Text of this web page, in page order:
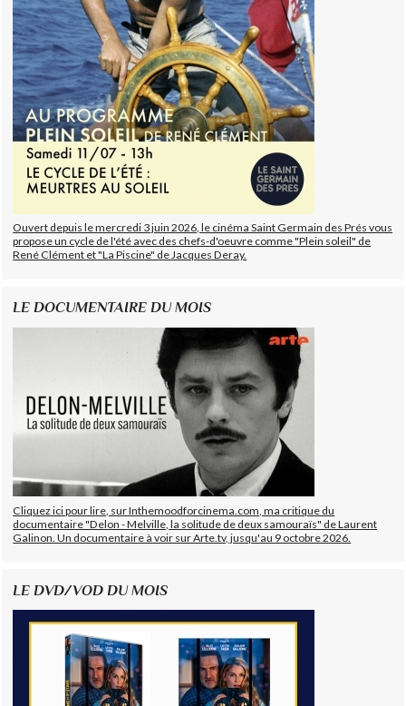
Ouvert depuis le mercredi 3 juin 2026, le cinéma Saint Germain des Prés vous
propose un cycle de l'été avec des chefs-d'oeuvre comme "Plein soleil" de
René Clément et "La Piscine" de Jacques Deray.
LE DOCUMENTAIRE DU MOIS
Cliquez ici pour lire, sur Inthemoodforcinema.com, ma critique du
documentaire "Delon - Melville, la solitude de deux samouraïs" de Laurent
Galinon. Un documentaire à voir sur Arte.tv, jusqu'au 9 octobre 2026.
LE DVD/VOD DU MOIS